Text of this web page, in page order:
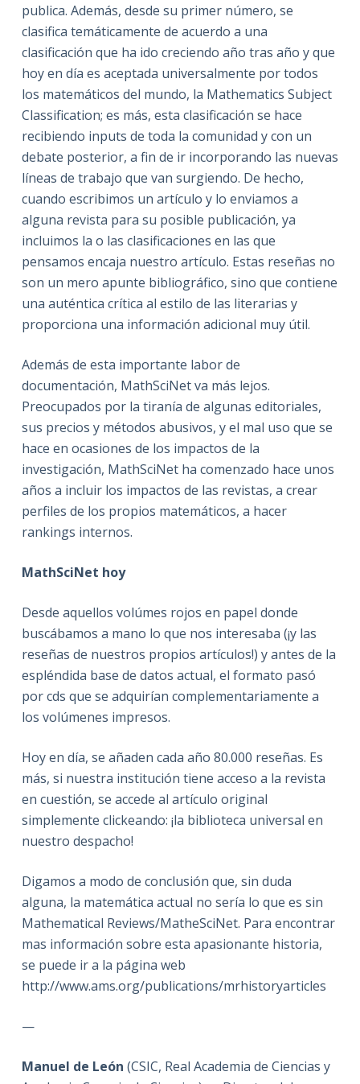
publica. Además, desde su primer número, se
clasifica temáticamente de acuerdo a una
clasificación que ha ido creciendo año tras año y que
hoy en día es aceptada universalmente por todos
los matemáticos del mundo, la Mathematics Subject
Classification; es más, esta clasificación se hace
recibiendo inputs de toda la comunidad y con un
debate posterior, a fin de ir incorporando las nuevas
líneas de trabajo que van surgiendo. De hecho,
cuando escribimos un artículo y lo enviamos a
alguna revista para su posible publicación, ya
incluimos la o las clasificaciones en las que
pensamos encaja nuestro artículo. Estas reseñas no
son un mero apunte bibliográfico, sino que contiene
una auténtica crítica al estilo de las literarias y
proporciona una información adicional muy útil.
Además de esta importante labor de
documentación, MathSciNet va más lejos.
Preocupados por la tiranía de algunas editoriales,
sus precios y métodos abusivos, y el mal uso que se
hace en ocasiones de los impactos de la
investigación, MathSciNet ha comenzado hace unos
años a incluir los impactos de las revistas, a crear
perfiles de los propios matemáticos, a hacer
rankings internos.
MathSciNet hoy
Desde aquellos volúmes rojos en papel donde
buscábamos a mano lo que nos interesaba (¡y las
reseñas de nuestros propios artículos!) y antes de la
espléndida base de datos actual, el formato pasó
por cds que se adquirían complementariamente a
los volúmenes impresos.
Hoy en día, se añaden cada año 80.000 reseñas. Es
más, si nuestra institución tiene acceso a la revista
en cuestión, se accede al artículo original
simplemente clickeando: ¡la biblioteca universal en
nuestro despacho!
Digamos a modo de conclusión que, sin duda
alguna, la matemática actual no sería lo que es sin
Mathematical Reviews/MatheSciNet. Para encontrar
mas información sobre esta apasionante historia,
se puede ir a la página web
http://www.ams.org/publications/mrhistoryarticles
—
Manuel de León (CSIC, Real Academia de Ciencias y